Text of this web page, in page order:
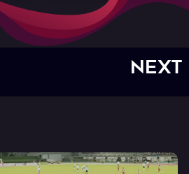
NEXT